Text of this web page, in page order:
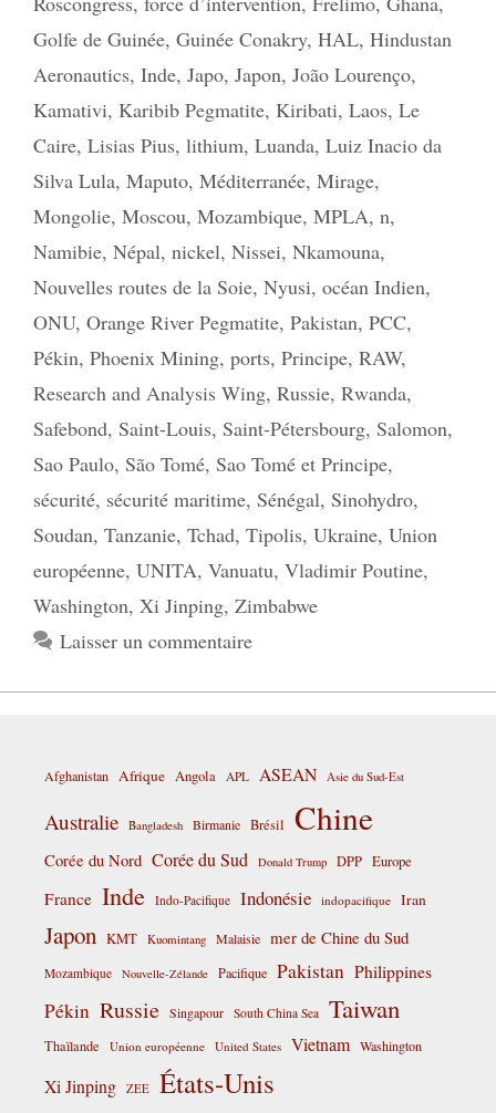
Golfe de Guinée, Guinée Conakry, HAL, Hindustan
Aeronautics, Inde, Japo, Japon, João Lourenço,
Kamativi, Karibib Pegmatite, Kiribati, Laos, Le
Caire, Lisias Pius, lithium, Luanda, Luiz Inacio da
Silva Lula, Maputo, Méditerranée, Mirage,
Mongolie, Moscou, Mozambique, MPLA, n,
Namibie, Népal, nickel, Nissei, Nkamouna,
Nouvelles routes de la Soie, Nyusi, océan Indien,
ONU, Orange River Pegmatite, Pakistan, PCC,
Pékin, Phoenix Mining, ports, Principe, RAW,
Research and Analysis Wing, Russie, Rwanda,
Safebond, Saint-Louis, Saint-Pétersbourg, Salomon,
Sao Paulo, São Tomé, Sao Tomé et Principe,
sécurité, sécurité maritime, Sénégal, Sinohydro,
Soudan, Tanzanie, Tchad, Tipolis, Ukraine, Union
européenne, UNITA, Vanuatu, Vladimir Poutine,
Washington, Xi Jinping, Zimbabwe
Laisser un commentaire
Afghanistan Afrique Angola APL ASEAN Asie du Sud-Est
Australie Bangladesh Birmanie Brésil Chine
Corée du Nord Corée du Sud Donald Trump DPP Europe
France Inde Indo-Pacifique Indonésie indopacifique Iran
Japon KMT Kuomintang Malaisie mer de Chine du Sud
Mozambique Nouvelle-Zélande Pacifique Pakistan Philippines
Pékin Russie Singapour South China Sea Taiwan
Thaïlande Union européenne United States Vietnam Washington
Xi Jinping ZEE États-Unis